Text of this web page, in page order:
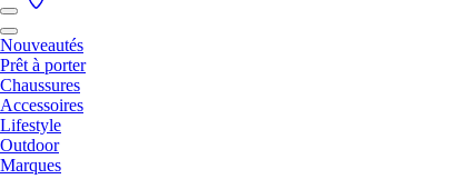
Nouveautés
Prêt à porter
Chaussures
Accessoires
Lifestyle
Outdoor
Marques